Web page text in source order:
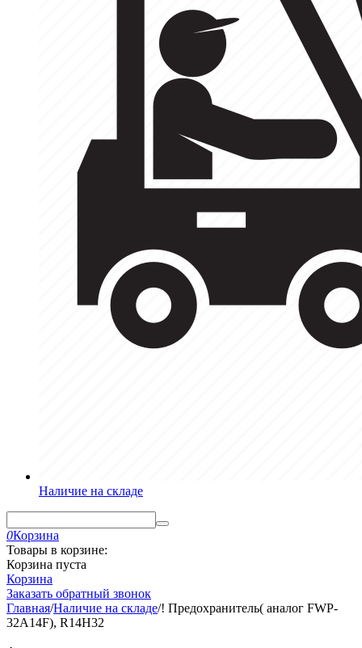
Наличие на складе
0Корзина
Товары в корзине:
Корзина пуста
Корзина
Заказать обратный звонок
Главная/Наличие на складе/! Предохранитель( аналог FWP-
32A14F), R14H32